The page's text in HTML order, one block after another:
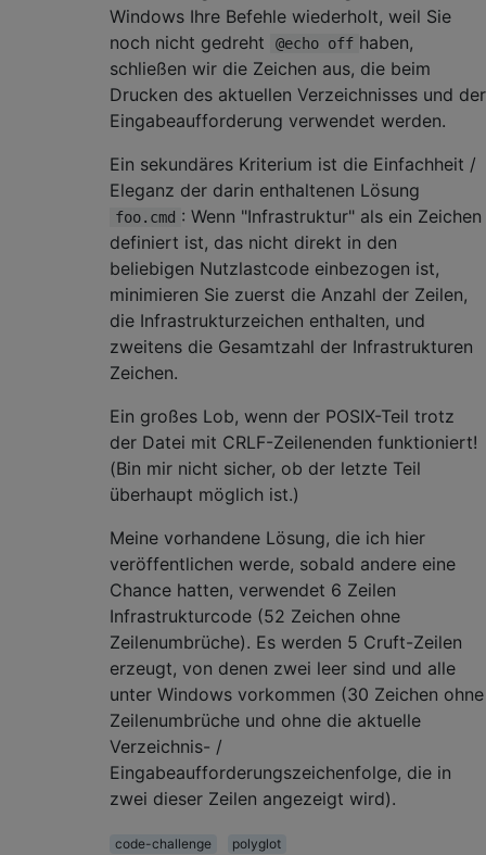
Windows Ihre Befehle wiederholt, weil Sie
noch nicht gedreht
@echo off haben,
schließen wir die Zeichen aus, die beim
Drucken des aktuellen Verzeichnisses und der
Eingabeaufforderung verwendet werden.
Ein sekundäres Kriterium ist die Einfachheit /
Eleganz der darin enthaltenen Lösung
foo.cmd : Wenn "Infrastruktur" als ein Zeichen
definiert ist, das nicht direkt in den
beliebigen Nutzlastcode einbezogen ist,
minimieren Sie zuerst die Anzahl der Zeilen,
die Infrastrukturzeichen enthalten, und
zweitens die Gesamtzahl der Infrastrukturen
Zeichen.
Ein großes Lob, wenn der POSIX-Teil trotz
der Datei mit CRLF-Zeilenenden funktioniert!
(Bin mir nicht sicher, ob der letzte Teil
überhaupt möglich ist.)
Meine vorhandene Lösung, die ich hier
veröffentlichen werde, sobald andere eine
Chance hatten, verwendet 6 Zeilen
Infrastrukturcode (52 Zeichen ohne
Zeilenumbrüche). Es werden 5 Cruft-Zeilen
erzeugt, von denen zwei leer sind und alle
unter Windows vorkommen (30 Zeichen ohne
Zeilenumbrüche und ohne die aktuelle
Verzeichnis- /
Eingabeaufforderungszeichenfolge, die in
zwei dieser Zeilen angezeigt wird).
code-challenge
polyglot